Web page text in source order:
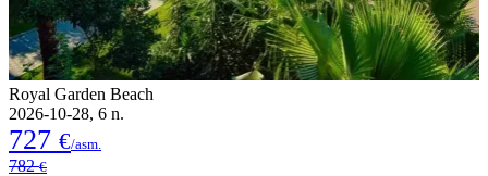
Royal Garden Beach
2026-10-28, 6 n.
727 €/asm.
782€